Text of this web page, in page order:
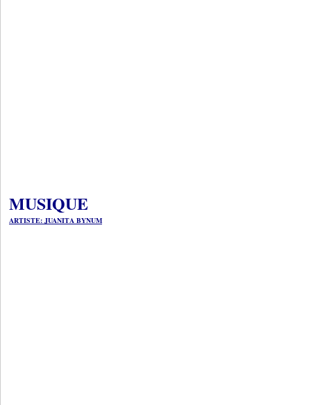
MUSIQUE
ARTISTE: JUANITA BYNUM